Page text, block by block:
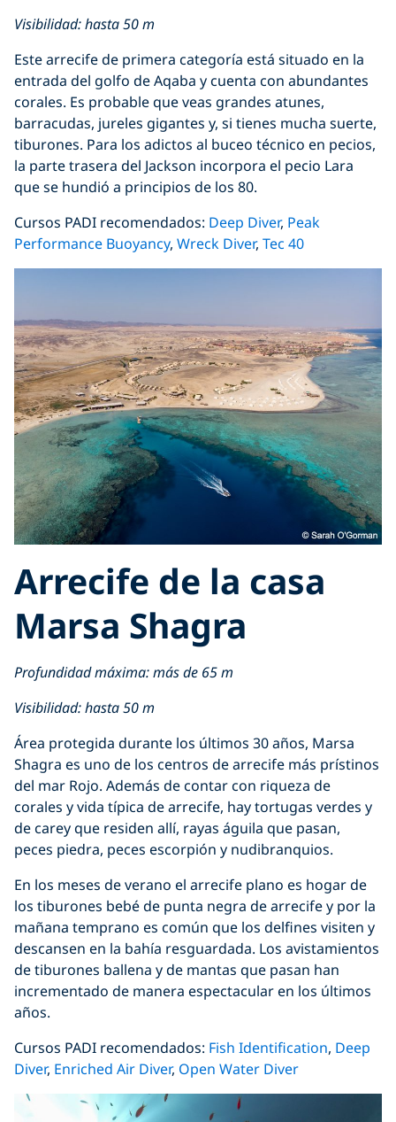
Visibilidad: hasta 50 m
Este arrecife de primera categoría está situado en la
entrada del golfo de Aqaba y cuenta con abundantes
corales. Es probable que veas grandes atunes,
barracudas, jureles gigantes y, si tienes mucha suerte,
tiburones. Para los adictos al buceo técnico en pecios,
la parte trasera del Jackson incorpora el pecio Lara
que se hundió a principios de los 80.
Cursos PADI recomendados: Deep Diver, Peak
Performance Buoyancy, Wreck Diver, Tec 40
Arrecife de la casa
Marsa Shagra
Profundidad máxima: más de 65 m
Visibilidad: hasta 50 m
Área protegida durante los últimos 30 años, Marsa
Shagra es uno de los centros de arrecife más prístinos
del mar Rojo. Además de contar con riqueza de
corales y vida típica de arrecife, hay tortugas verdes y
de carey que residen allí, rayas águila que pasan,
peces piedra, peces escorpión y nudibranquios.
En los meses de verano el arrecife plano es hogar de
los tiburones bebé de punta negra de arrecife y por la
mañana temprano es común que los delfines visiten y
descansen en la bahía resguardada. Los avistamientos
de tiburones ballena y de mantas que pasan han
incrementado de manera espectacular en los últimos
años.
Cursos PADI recomendados: Fish Identification, Deep
Diver, Enriched Air Diver, Open Water Diver